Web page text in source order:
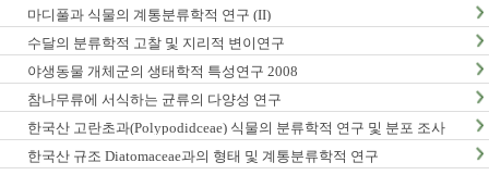
마디풀과 식물의 계통분류학적 연구 (II)
수달의 분류학적 고찰 및 지리적 변이연구
야생동물 개체군의 생태학적 특성연구 2008
참나무류에 서식하는 균류의 다양성 연구
한국산 고란초과(Polypodidceae) 식물의 분류학적 연구 및 분포 조사
한국산 규조 Diatomaceae과의 형태 및 계통분류학적 연구